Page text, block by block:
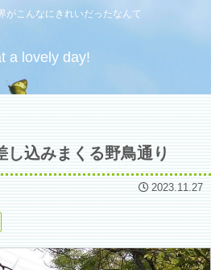
がこんなにきれいだったなんて
a lovely day!
し込みまくる野鳥通り
2023.11.27